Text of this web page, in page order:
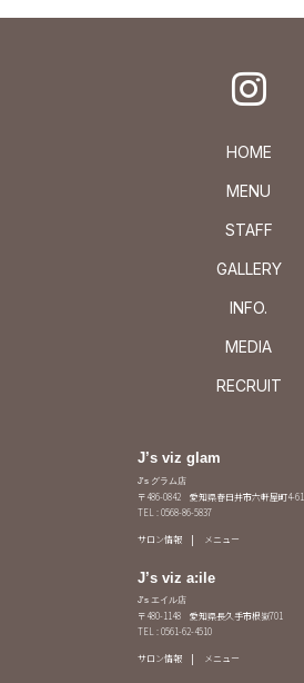
HOME
MENU
STAFF
GALLERY
INFO.
MEDIA
RECRUIT
J’s viz glam
J's グラム店
〒486-0842 愛知県春日井市六軒屋町4-61
TEL : 0568-86-5837
サロン情報 メニュー
J’s viz a:ile
J's エイル店
〒480-1148 愛知県長久手市根嶽701
TEL : 0561-62-4510
サロン情報 メニュー